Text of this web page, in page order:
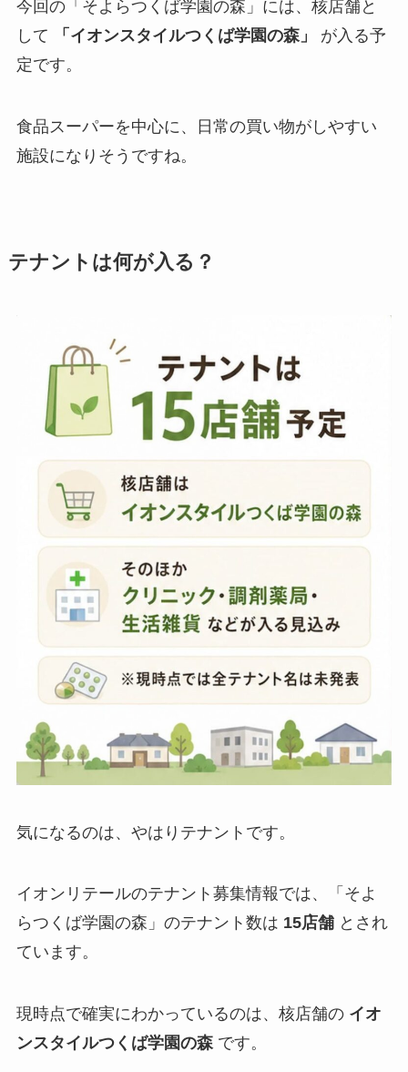
今回の「そよらつくば学園の森」には、核店舗と
して
「イオンスタイルつくば学園の森」
が入る予
定です。
食品スーパーを中心に、日常の買い物がしやすい
施設になりそうですね。
テナントは何が入る？
気になるのは、やはりテナントです。
イオンリテールのテナント募集情報では、「そよ
らつくば学園の森」のテナント数は 15店舗とされ
ています。
現時点で確実にわかっているのは、核店舗の イオ
ンスタイルつくば学園の森です。